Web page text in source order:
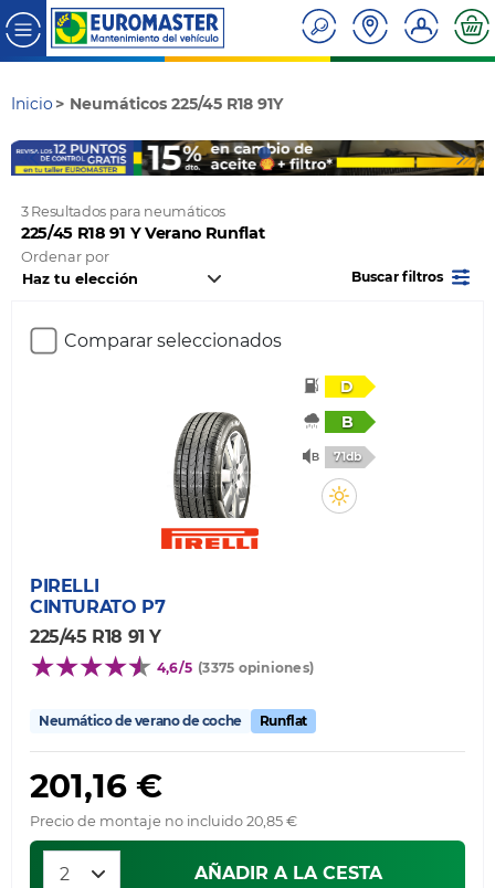
Inicio Neumáticos 225/45 R18 91Y
3 Resultados para neumáticos
225/45 R18 91 Y Verano Runflat
Ordenar por
Buscar filtros
Comparar seleccionados
D
B
71db
PIRELLI
CINTURATO P7
225/45 R18 91 Y
4,6/5 (3375 opiniones)
Neumático de verano de coche Runflat
201,16 €
Precio de montaje no incluido 20,85 €
AÑADIR A LA CESTA